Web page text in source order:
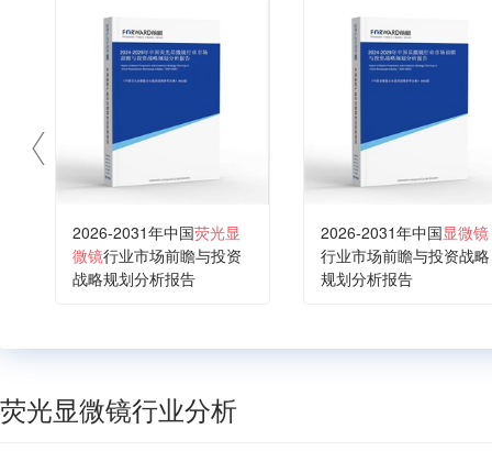
2026-2031年中国荧光显
微镜行业市场前瞻与投资
战略规划分析报告
2026-2031年中国显微镜
行业市场前瞻与投资战略
规划分析报告
荧光显微镜行业分析